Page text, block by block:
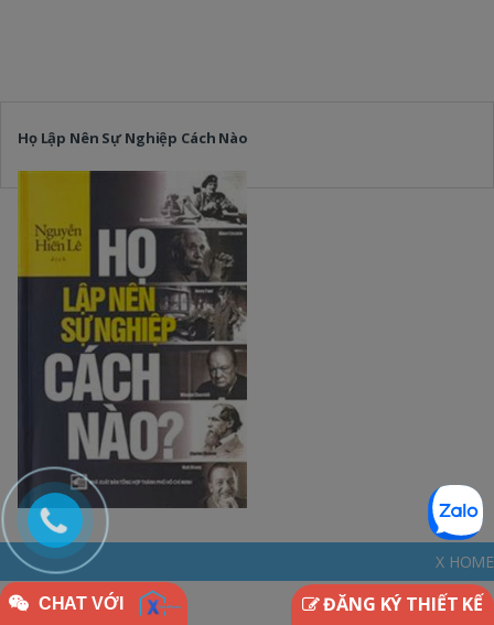
Họ Lập Nên Sự Nghiệp Cách Nào
ĐĂNG KÝ THIẾT KẾ
CHAT VỚI
X HOME -